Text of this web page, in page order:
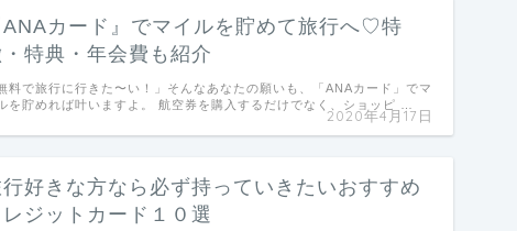
ANAカード』でマイルを貯めて旅行へ♡特
特典・年会費も紹介
2020年4月17日
無料で旅行に行きた〜い！」そんなあなたの願いも、「ANAカード」でマ
を貯めれば叶いますよ。 航空券を購入するだけでなく、ショッピ …
好きな方なら必ず持っていきたいおすすめ
レジットカード１０選